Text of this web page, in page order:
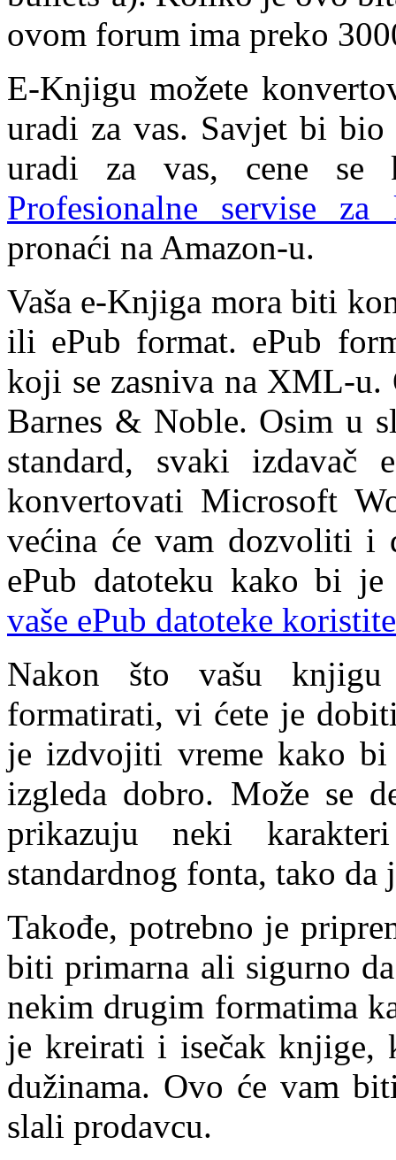
ovom forum ima preko
E-Knjigu možete
uradi za vas. Savjet bi bio
uradi za vas, cene se
Profesionalne servise za
pronaći na Amazon-u.
Vaša e-Knjiga mora biti
ili ePub format. ePub
koji se zasniva na XML-
Barnes & Noble. Osim u
standard, svaki izdavač
konvertovati Microsoft
većina će vam dozvoliti i
ePub datoteku kako bi
vaše ePub datoteke
Nakon što vašu
formatirati, vi ćete je
je izdvojiti vreme kako
izgleda dobro. Može se
prikazuju neki
standardnog fonta, tako da
Takođe, potrebno je
biti primarna ali sigurno
nekim drugim formatima
je kreirati i isečak
dužinama. Ovo će vam
slali prodavcu.